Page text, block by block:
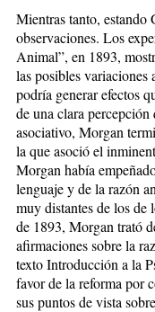
Mientras tanto, estando
observaciones. Los
Animal”, en 1893,
las posibles variaciones
podría generar efectos
de una clara
asociativo, Morgan
la que asoció el
Morgan había
lenguaje y de la razón
muy distantes de los de
de 1893, Morgan trató
afirmaciones sobre la
texto Introducción a la
favor de la reforma por
sus puntos de vista